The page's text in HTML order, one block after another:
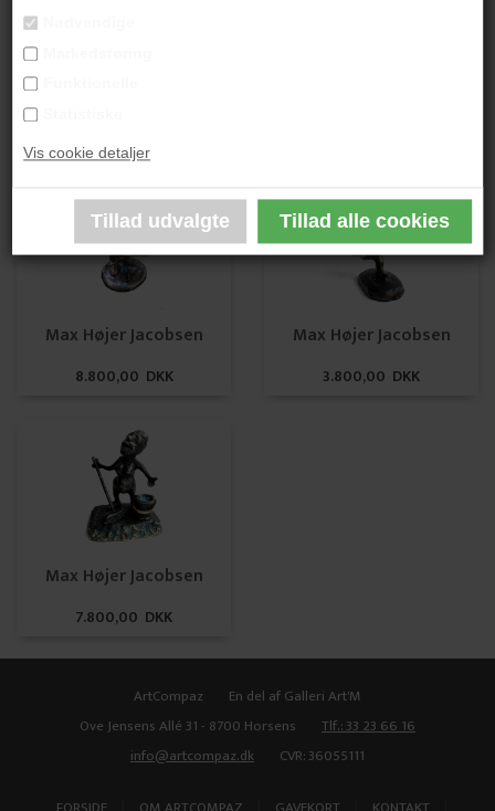
Vis cookie detaljer
PRODUKTBESKRIVELSE
PRODUKTINFORMATION
Andre værker af kunstneren:
Max Højer Jacobsen
8.800,00 DKK
Max Højer Jacobsen
3.800,00 DKK
Max Højer Jacobsen
7.800,00 DKK
ArtCompaz
En del af Galleri Art'M
Ove Jensens Allé 31 - 8700 Horsens
Tlf.: 33 23 66 16
info@artcompaz.dk
CVR: 36055111